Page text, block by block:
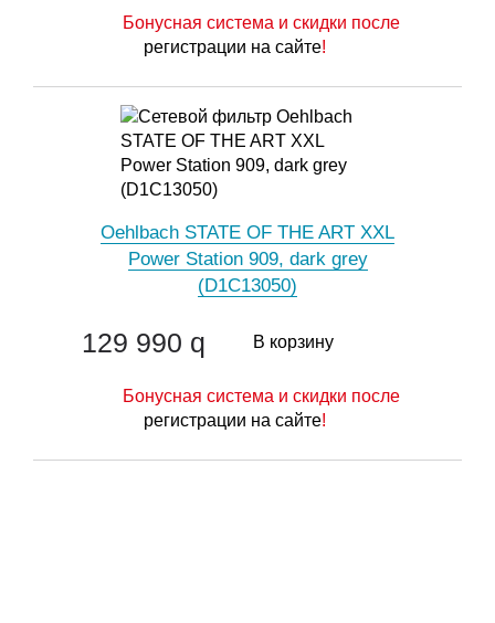
Бонусная система и скидки после
регистрации на сайте!
Oehlbach STATE OF THE ART XXL
Power Station 909, dark grey
(D1C13050)
129 990 q В корзину
Бонусная система и скидки после
регистрации на сайте!